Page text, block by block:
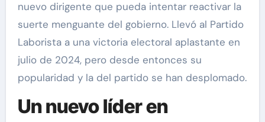
nuevo dirigente que pueda intentar reactivar la
suerte menguante del gobierno. Llevó al Partido
Laborista a una victoria electoral aplastante en
julio de 2024, pero desde entonces su
popularidad y la del partido se han desplomado.
Un nuevo líder en